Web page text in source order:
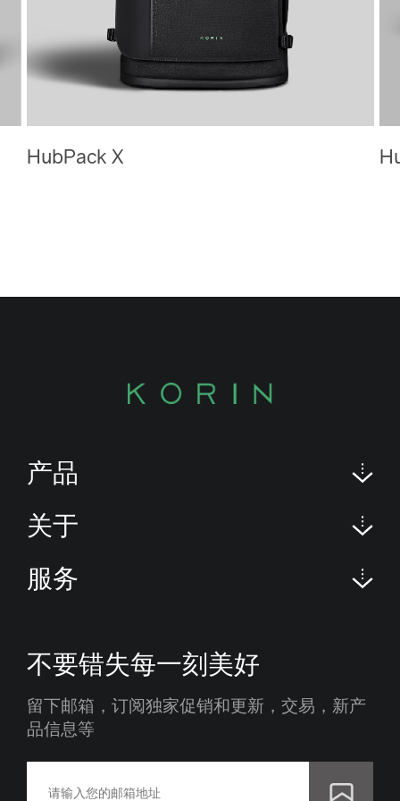
HubPack X
产品
关于
服务
不要错失每一刻美好
留下邮箱，订阅独家促销和更新，交易，新产
品信息等